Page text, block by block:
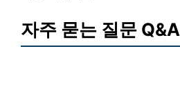
자주 묻는 질문 Q&A